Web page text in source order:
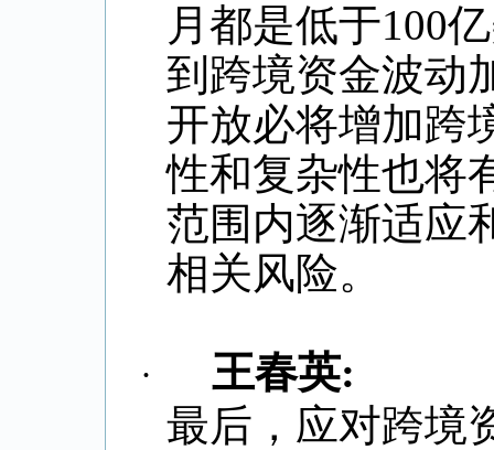
月都是低于100
到跨境资金波动
开放必将增加跨
性和复杂性也将
范围内逐渐适应
相关风险。
· 王春英:
最后，应对跨境